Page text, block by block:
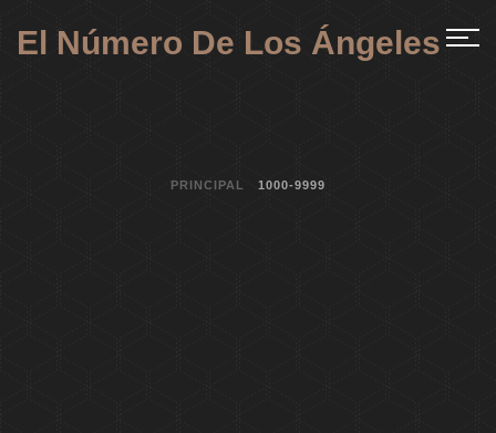
El Número De Los Ángeles
PRINCIPAL 1000-9999